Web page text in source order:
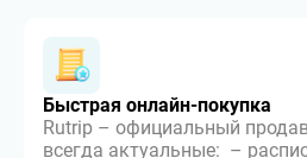
Быстрая онлайн-покупка
Rutrip – официальный
всегда актуальные: –